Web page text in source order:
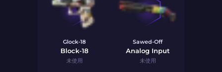
Glock-18
Block-18
未使用
Sawed-Off
Analog Input
未使用